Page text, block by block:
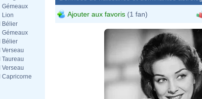
Gémeaux
Lion
Bélier
Gémeaux
Bélier
Verseau
Taureau
Verseau
Capricorne
Ajouter aux favoris (1 fan)